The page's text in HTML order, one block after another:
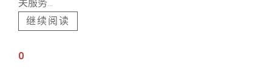
关服务...
继续阅读
0